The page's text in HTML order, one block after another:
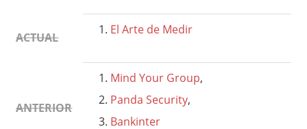
ACTUAL
El Arte de Medir
ANTERIOR
Mind Your Group,
Panda Security,
Bankinter